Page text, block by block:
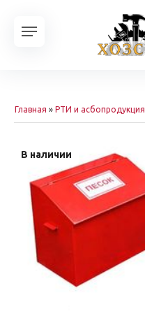
Главная » РТИ и асбопродукция
В наличии